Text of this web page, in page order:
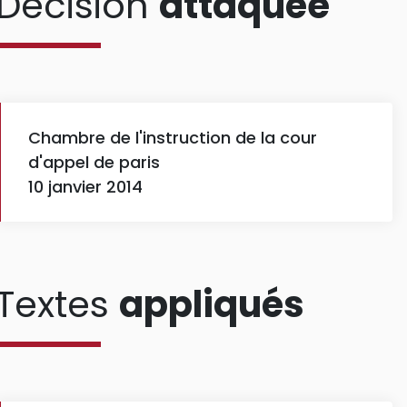
Chambre de l'instruction de la cour
d'appel de paris
10 janvier 2014
appliqués